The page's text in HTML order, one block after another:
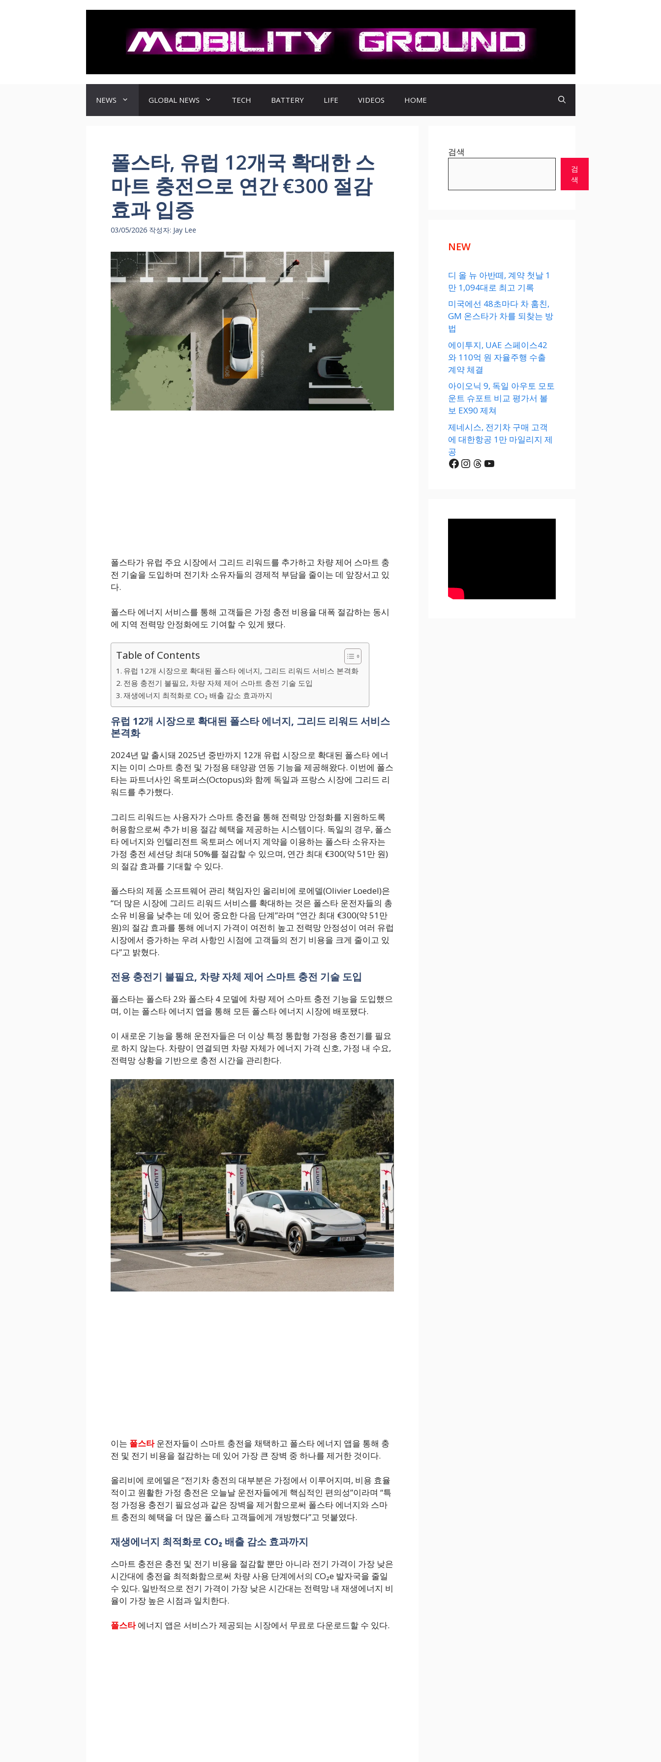
NEWS GLOBAL NEWS TECH BATTERY LIFE VIDEOS HOME
폴스타, 유럽 12개국 확대한 스
마트 충전으로 연간 €300 절감
효과 입증
03/05/2026 작성자: Jay Lee
폴스타가 유럽 주요 시장에서 그리드 리워드를 추가하고 차량 제어 스마트 충
전 기술을 도입하며 전기차 소유자들의 경제적 부담을 줄이는 데 앞장서고 있
다.
폴스타 에너지 서비스를 통해 고객들은 가정 충전 비용을 대폭 절감하는 동시
에 지역 전력망 안정화에도 기여할 수 있게 됐다.
Table of Contents
유럽 12개 시장으로 확대된 폴스타 에너지, 그리드 리워드 서비스 본격화
전용 충전기 불필요, 차량 자체 제어 스마트 충전 기술 도입
재생에너지 최적화로 CO₂ 배출 감소 효과까지
유럽 12개 시장으로 확대된 폴스타 에너지, 그리드 리워드 서비스
본격화
2024년 말 출시돼 2025년 중반까지 12개 유럽 시장으로 확대된 폴스타 에너
지는 이미 스마트 충전 및 가정용 태양광 연동 기능을 제공해왔다. 이번에 폴스
타는 파트너사인 옥토퍼스(Octopus)와 함께 독일과 프랑스 시장에 그리드 리
워드를 추가했다.
그리드 리워드는 사용자가 스마트 충전을 통해 전력망 안정화를 지원하도록
허용함으로써 추가 비용 절감 혜택을 제공하는 시스템이다. 독일의 경우, 폴스
타 에너지와 인텔리전트 옥토퍼스 에너지 계약을 이용하는 폴스타 소유자는
가정 충전 세션당 최대 50%를 절감할 수 있으며, 연간 최대 €300(약 51만 원)
의 절감 효과를 기대할 수 있다.
폴스타의 제품 소프트웨어 관리 책임자인 올리비에 로에델(Olivier Loedel)은
“더 많은 시장에 그리드 리워드 서비스를 확대하는 것은 폴스타 운전자들의 총
소유 비용을 낮추는 데 있어 중요한 다음 단계”라며 “연간 최대 €300(약 51만
원)의 절감 효과를 통해 에너지 가격이 여전히 높고 전력망 안정성이 여러 유럽
시장에서 증가하는 우려 사항인 시점에 고객들의 전기 비용을 크게 줄이고 있
다”고 밝혔다.
전용 충전기 불필요, 차량 자체 제어 스마트 충전 기술 도입
폴스타는 폴스타 2와 폴스타 4 모델에 차량 제어 스마트 충전 기능을 도입했으
며, 이는 폴스타 에너지 앱을 통해 모든 폴스타 에너지 시장에 배포됐다.
이 새로운 기능을 통해 운전자들은 더 이상 특정 통합형 가정용 충전기를 필요
로 하지 않는다. 차량이 연결되면 차량 자체가 에너지 가격 신호, 가정 내 수요,
전력망 상황을 기반으로 충전 시간을 관리한다.
이는 폴스타운전자들이 스마트 충전을 채택하고 폴스타 에너지 앱을 통해 충
전 및 전기 비용을 절감하는 데 있어 가장 큰 장벽 중 하나를 제거한 것이다.
올리비에 로에델은 “전기차 충전의 대부분은 가정에서 이루어지며, 비용 효율
적이고 원활한 가정 충전은 오늘날 운전자들에게 핵심적인 편의성”이라며 “특
정 가정용 충전기 필요성과 같은 장벽을 제거함으로써 폴스타 에너지와 스마
트 충전의 혜택을 더 많은 폴스타 고객들에게 개방했다”고 덧붙였다.
재생에너지 최적화로 CO₂ 배출 감소 효과까지
스마트 충전은 충전 및 전기 비용을 절감할 뿐만 아니라 전기 가격이 가장 낮은
시간대에 충전을 최적화함으로써 차량 사용 단계에서의 CO₂e 발자국을 줄일
수 있다. 일반적으로 전기 가격이 가장 낮은 시간대는 전력망 내 재생에너지 비
율이 가장 높은 시점과 일치한다.
폴스타에너지 앱은 서비스가 제공되는 시장에서 무료로 다운로드할 수 있다.
검색
검
색
NEW
디 올 뉴 아반떼, 계약 첫날 1
만 1,094대로 최고 기록
미국에선 48초마다 차 훔친,
GM 온스타가 차를 되찾는 방
법
에이투지, UAE 스페이스42
와 110억 원 자율주행 수출
계약 체결
아이오닉 9, 독일 아우토 모토
운트 슈포트 비교 평가서 볼
보 EX90 제쳐
제네시스, 전기차 구매 고객
에 대한항공 1만 마일리지 제
공
Facebook
Instagram
Threads
YouTube